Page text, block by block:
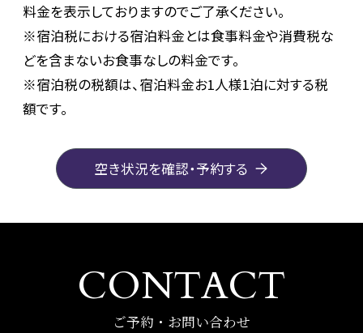
料金を表示しておりますのでご了承ください。
※宿泊税における宿泊料金とは食事料金や消費税な
どを含まないお食事なしの料金です。
※宿泊税の税額は、宿泊料金お1人様1泊に対する税
額です。
空き状況を確認・予約する
ご予約・お問い合わせ
CONTACT